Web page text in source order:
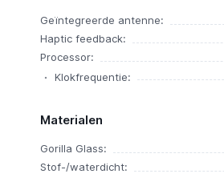
Geïntegreerde antenne:
Haptic feedback:
Processor:
Klokfrequentie:
Materialen
Gorilla Glass:
Stof-/waterdicht: